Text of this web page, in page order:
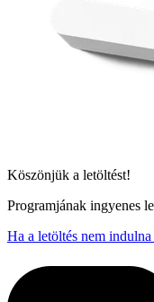
Köszönjük a letöltést!
Programjának ingyenes
Ha a letöltés nem